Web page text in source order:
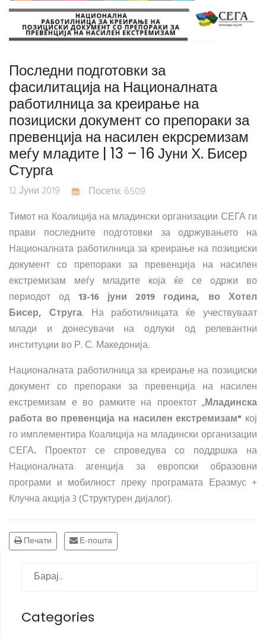
Последни подготовки за
фасилитација на Националната
работилница за креирање на
позициски документ со препораки за
превенција на насилен екрсремизам
меѓу младите | 13 – 16 Јуни Х. Бисер
Стурга
12 Јуни 2019
Посети: 6509
Тимот на Коалиција на младински организации СЕГА ги
прави последните подготовки за одржувањето на
Националната работилница за креирање на позициски
документ со препораки за превенција на насилен
екстремизам меѓу младите која ќе се одржи во
периодот од 13-16 јуни 2019 година, во Хотел
Бисер, Струга. На работилницата ќе учествуваат
млади и донесувачи на одлуки од релевантни
институции во Р. С. Македонија.
Националната работилница за креирање на позициски
документ со препораки за превенција на насилен
екстремизам е во рамките на проектот „Младинска
работа во превенција на насилен екстремизам" кој
го имплементира Коалиција на младински организации
СЕГА. Проектот се спроведува со поддршка на
Националната агенција за европски образовни
програми и мобилност преку програмата Еразмус +
Клучна акција 3 (Структурен дијалог).
Печати Е-пошта
Categories